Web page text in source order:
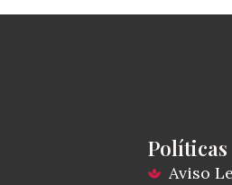
Políticas
Aviso